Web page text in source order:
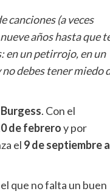
canciones (a veces
años hasta que
en un petirrojo, en un
debes tener miedo
. Con el
de febreroy por
el 9 de septiembre a
que no falta un buen